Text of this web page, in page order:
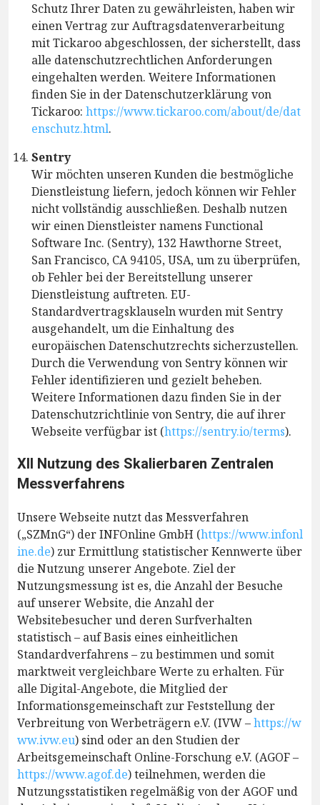
Schutz Ihrer Daten zu gewährleisten, haben wir
einen Vertrag zur Auftragsdatenverarbeitung
mit Tickaroo abgeschlossen, der sicherstellt, dass
alle datenschutzrechtlichen Anforderungen
eingehalten werden. Weitere Informationen
finden Sie in der Datenschutzerklärung von
Tickaroo: https://www.tickaroo.com/about/de/dat
enschutz.html.
Sentry
Wir möchten unseren Kunden die bestmögliche
Dienstleistung liefern, jedoch können wir Fehler
nicht vollständig ausschließen. Deshalb nutzen
wir einen Dienstleister namens Functional
Software Inc. (Sentry), 132 Hawthorne Street,
San Francisco, CA 94105, USA, um zu überprüfen,
ob Fehler bei der Bereitstellung unserer
Dienstleistung auftreten. EU-
Standardvertragsklauseln wurden mit Sentry
ausgehandelt, um die Einhaltung des
europäischen Datenschutzrechts sicherzustellen.
Durch die Verwendung von Sentry können wir
Fehler identifizieren und gezielt beheben.
Weitere Informationen dazu finden Sie in der
Datenschutzrichtlinie von Sentry, die auf ihrer
Webseite verfügbar ist (https://sentry.io/terms).
XII Nutzung des Skalierbaren Zentralen
Messverfahrens
Unsere Webseite nutzt das Messverfahren
(„SZMnG“) der INFOnline GmbH (https://www.infonl
ine.de) zur Ermittlung statistischer Kennwerte über
die Nutzung unserer Angebote. Ziel der
Nutzungsmessung ist es, die Anzahl der Besuche
auf unserer Website, die Anzahl der
Websitebesucher und deren Surfverhalten
statistisch – auf Basis eines einheitlichen
Standardverfahrens – zu bestimmen und somit
marktweit vergleichbare Werte zu erhalten. Für
alle Digital-Angebote, die Mitglied der
Informationsgemeinschaft zur Feststellung der
Verbreitung von Werbeträgern e.V. (IVW –https://w
ww.ivw.eu) sind oder an den Studien der
Arbeitsgemeinschaft Online-Forschung e.V. (AGOF –
https://www.agof.de) teilnehmen, werden die
Nutzungsstatistiken regelmäßig von der AGOF und